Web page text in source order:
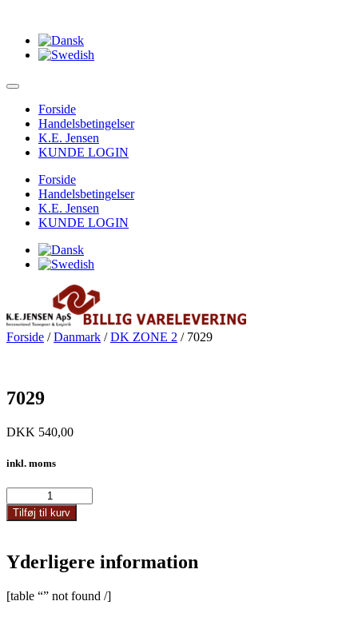
Forside
Handelsbetingelser
K.E. Jensen
KUNDE LOGIN
Forside
Handelsbetingelser
K.E. Jensen
KUNDE LOGIN
Forside /Danmark /DK ZONE 2 / 7029
7029
DKK 540,00
inkl. moms
antal
Tilføj til kurv
Yderligere information
[table “” not found /]